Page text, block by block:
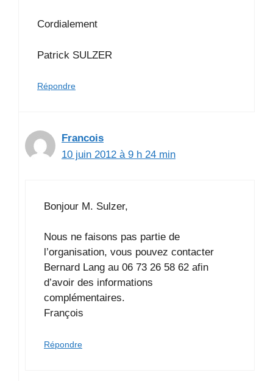
Cordialement
Patrick SULZER
Répondre
Francois
10 juin 2012 à 9 h 24 min
Bonjour M. Sulzer,
Nous ne faisons pas partie de
l’organisation, vous pouvez contacter
Bernard Lang au 06 73 26 58 62 afin
d’avoir des informations
complémentaires.
François
Répondre